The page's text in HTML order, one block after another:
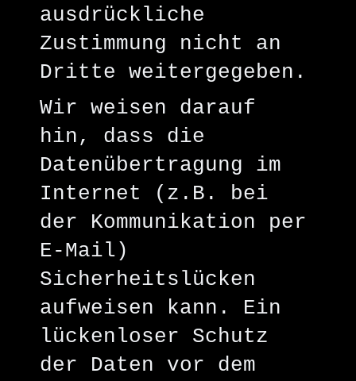
ausdrückliche
Zustimmung nicht an
Dritte weitergegeben.
Wir weisen darauf
hin, dass die
Datenübertragung im
Internet (z.B. bei
der Kommunikation per
E-Mail)
Sicherheitslücken
aufweisen kann. Ein
lückenloser Schutz
der Daten vor dem